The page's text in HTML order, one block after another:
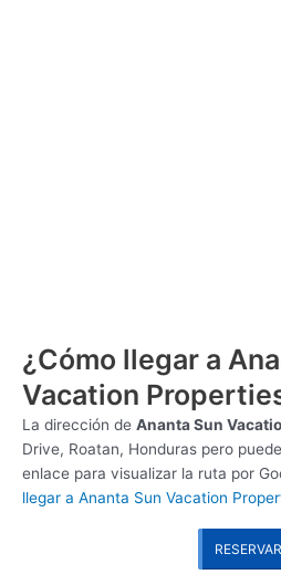
¿Cómo llegar a
Vacation
La dirección de Ananta Sun
Drive, Roatan, Honduras pero
enlace para visualizar la ruta por
llegar a Ananta Sun Vacation
RESERVAR